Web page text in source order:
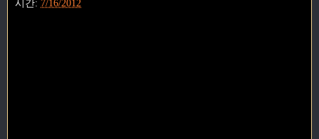
시간: 7/16/2012